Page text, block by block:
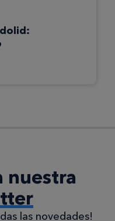
nuestra
las novedades!